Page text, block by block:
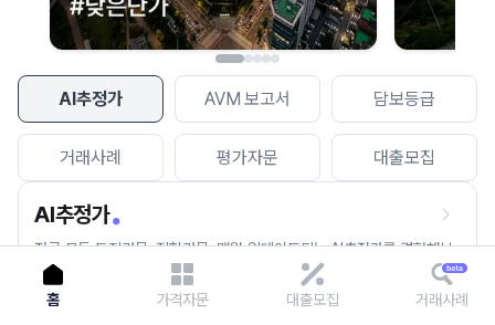
AI추정가 AVM 보고서 담보등급
거래사례 평가자문 대출모집
AI추정가
전국 모든 토지건물, 집합건물, 매월 업데이트되는 AI추정가를 경험해보
세요.
홈 가격자문 대출모집 거래사례